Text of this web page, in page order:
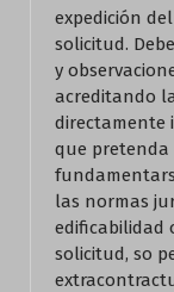
expedición
solicitud.
y
acreditando
directamente
que pretenda
las normas
edificabilidad
solicitud, so